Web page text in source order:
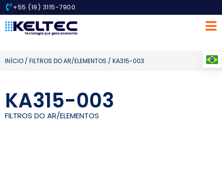
+55 (19) 3115-7900
INÍCIO / FILTROS DO AR/ELEMENTOS / KA315-003
KA315-003
FILTROS DO AR/ELEMENTOS